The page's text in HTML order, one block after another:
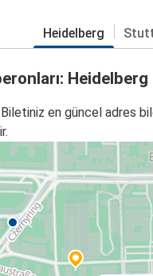
Heidelberg
Heidelberg
en güncel adres